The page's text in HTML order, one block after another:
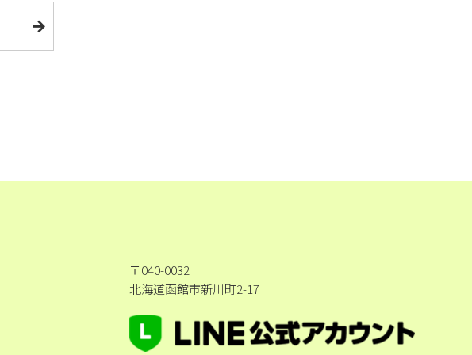
〒040-0032
北海道函館市新川町2-17